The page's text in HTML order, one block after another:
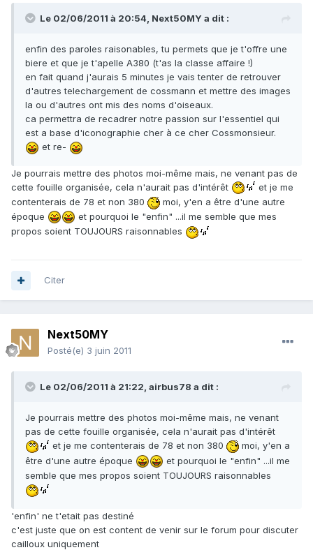
Le 02/06/2011 à 20:54, Next50MY a dit :
enfin des paroles raisonables, tu permets que je t'offre une
biere et que je t'apelle A380 (t'as la classe affaire !)
en fait quand j'aurais 5 minutes je vais tenter de retrouver
d'autres telechargement de cossmann et mettre des images
la ou d'autres ont mis des noms d'oiseaux.
ca permettra de recadrer notre passion sur l'essentiel qui
est a base d'iconographie cher à ce cher Cossmonsieur.
et re-
Je pourrais mettre des photos moi-même mais, ne venant pas de
cette fouille organisée, cela n'aurait pas d'intérêt
et je me
contenterais de 78 et non 380
moi, y'en a être d'une autre
époque
et pourquoi le "enfin" ...il me semble que mes
propos soient TOUJOURS raisonnables
Citer
Next50MY
Posté(e) 3 juin 2011
Le 02/06/2011 à 21:22, airbus78 a dit :
Je pourrais mettre des photos moi-même mais, ne venant
pas de cette fouille organisée, cela n'aurait pas d'intérêt
et je me contenterais de 78 et non 380
moi, y'en a
être d'une autre époque
et pourquoi le "enfin" ...il me
semble que mes propos soient TOUJOURS raisonnables
'enfin' ne t'etait pas destiné
c'est juste que on est content de venir sur le forum pour discuter
cailloux uniquement